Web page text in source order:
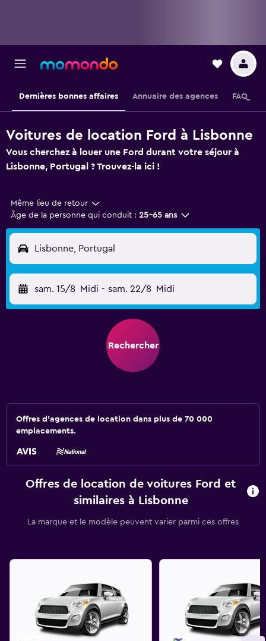
Dernières bonnes affaires Annuaire des agences FAQ
Voitures de location Ford à Lisbonne
Vous cherchez à louer une Ford durant votre séjour à
Lisbonne, Portugal ? Trouvez-la ici !
Même lieu de retour
Âge de la personne qui conduit : 25-65 ans
Lisbonne, Portugal
sam. 15/8 Midi - sam. 22/8 Midi
Rechercher
Offres d’agences de location dans plus de 70 000
emplacements.
Offres de location de voitures Ford et
similaires à Lisbonne
La marque et le modèle peuvent varier parmi ces offres